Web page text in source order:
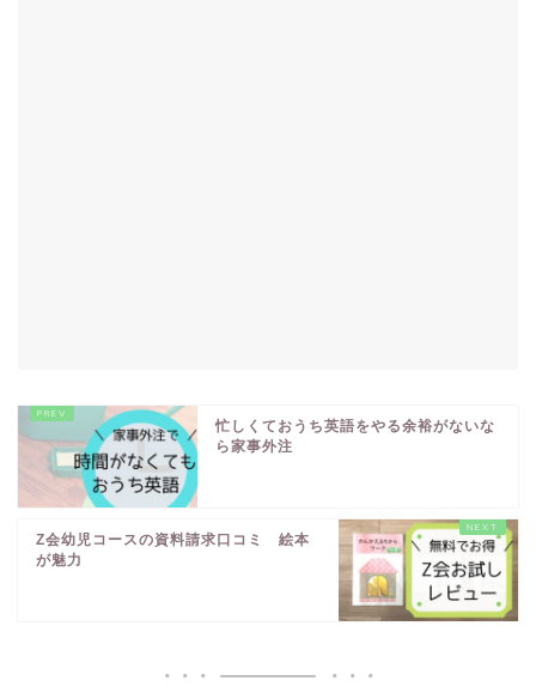
忙しくておうち英語をやる余裕がないな
ら家事外注
Z会幼児コースの資料請求口コミ 絵本
が魅力